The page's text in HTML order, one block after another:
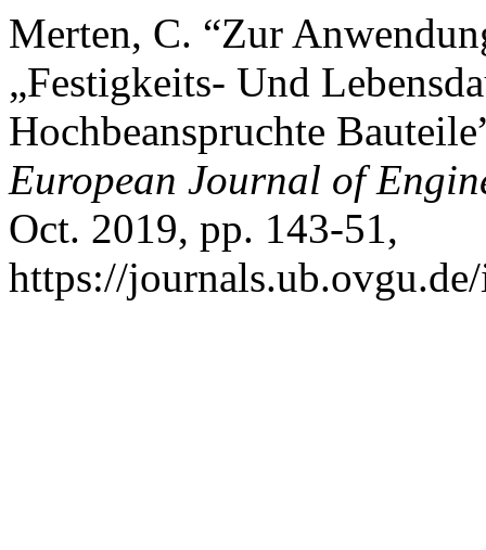
Merten, C. “Zur
„Festigkeits- Und
Hochbeanspruchte
European Journal of
Oct. 2019, pp. 143-51,
https://